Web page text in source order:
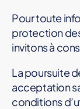
Pour toute
protection
invitons à
La poursuite
acceptation
conditions